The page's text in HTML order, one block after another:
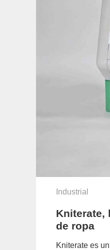
Industrial
Kniterate,
de ropa
Kniterate es